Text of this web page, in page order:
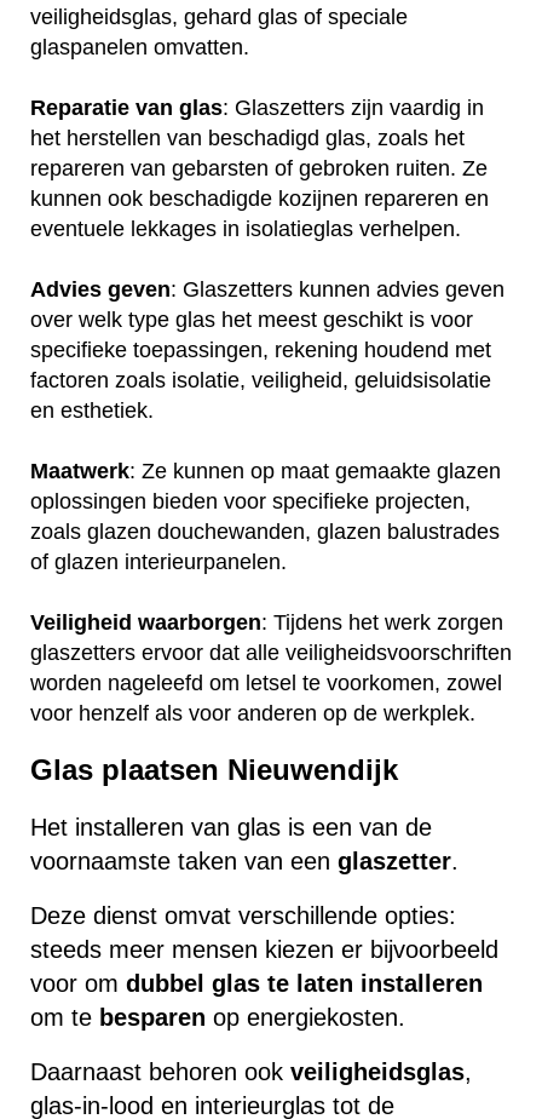
veiligheidsglas, gehard glas of speciale
glaspanelen omvatten.
Reparatie van glas: Glaszetters zijn vaardig in
het herstellen van beschadigd glas, zoals het
repareren van gebarsten of gebroken ruiten. Ze
kunnen ook beschadigde kozijnen repareren en
eventuele lekkages in isolatieglas verhelpen.
Advies geven: Glaszetters kunnen advies geven
over welk type glas het meest geschikt is voor
specifieke toepassingen, rekening houdend met
factoren zoals isolatie, veiligheid, geluidsisolatie
en esthetiek.
Maatwerk: Ze kunnen op maat gemaakte glazen
oplossingen bieden voor specifieke projecten,
zoals glazen douchewanden, glazen balustrades
of glazen interieurpanelen.
Veiligheid waarborgen: Tijdens het werk zorgen
glaszetters ervoor dat alle veiligheidsvoorschriften
worden nageleefd om letsel te voorkomen, zowel
voor henzelf als voor anderen op de werkplek.
Glas plaatsen Nieuwendijk
Het installeren van glas is een van de
voornaamste taken van een glaszetter.
Deze dienst omvat verschillende opties:
steeds meer mensen kiezen er bijvoorbeeld
voor om dubbel glas te laten installeren
om te besparen op energiekosten.
Daarnaast behoren ook veiligheidsglas,
glas-in-lood en interieurglas tot de